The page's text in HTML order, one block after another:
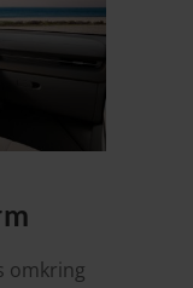
omkring